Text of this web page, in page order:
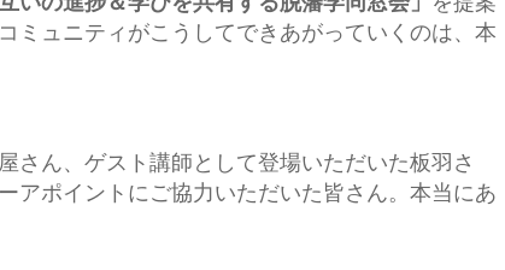
ミュニティがこうしてできあがっていくのは、本
さん、ゲスト講師として登場いただいた板羽さ
アポイントにご協力いただいた皆さん。本当にあ